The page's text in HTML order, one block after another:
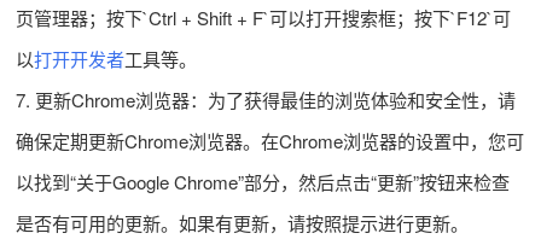
页管理器；按下`Ctrl + Shift + F`可以打开搜索框；按下`F12`可
以打开开发者工具等。
7. 更新Chrome浏览器：为了获得最佳的浏览体验和安全性，请
确保定期更新Chrome浏览器。在Chrome浏览器的设置中，您可
以找到“关于Google Chrome”部分，然后点击“更新”按钮来检查
是否有可用的更新。如果有更新，请按照提示进行更新。